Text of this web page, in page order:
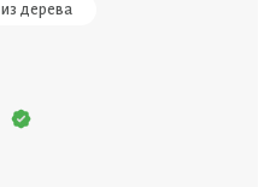
дерева